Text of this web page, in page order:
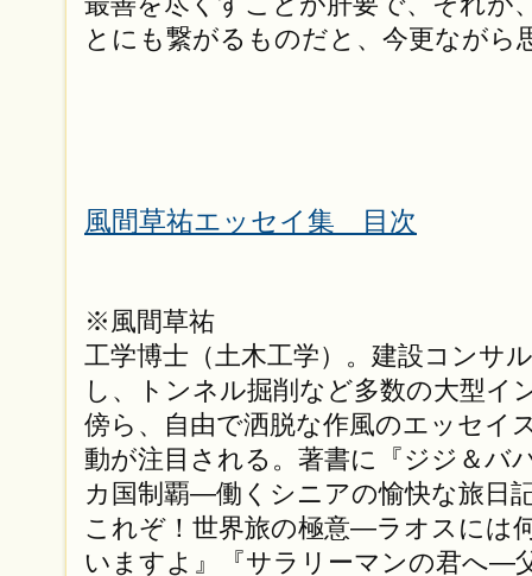
とにも繋がるものだと、今更ながら
風間草祐エッセイ集 目次
※風間草祐
工学博士（土木工学）。建設コンサ
し、トンネル掘削など多数の大型イ
傍ら、自由で洒脱な作風のエッセイ
動が注目される。著書に『ジジ＆バ
カ国制覇—働くシニアの愉快な旅日
これぞ！世界旅の極意—ラオスには
いますよ』『サラリーマンの君へ—